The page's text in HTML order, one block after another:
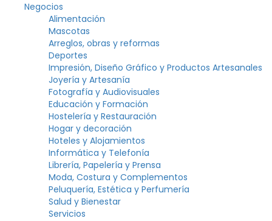
Negocios
Alimentación
Mascotas
Arreglos, obras y reformas
Deportes
Impresión, Diseño Gráfico y Productos Artesanales
Joyería y Artesanía
Fotografía y Audiovisuales
Educación y Formación
Hostelería y Restauración
Hogar y decoración
Hoteles y Alojamientos
Informática y Telefonía
Librería, Papelería y Prensa
Moda, Costura y Complementos
Peluquería, Estética y Perfumería
Salud y Bienestar
Servicios